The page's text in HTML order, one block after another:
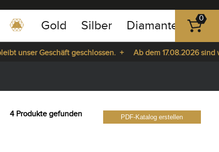
0351
-
43
Gold Silber Diamanten
0
unser Geschäft geschlossen. +
Ab dem 17.08.2026 sind
PDF-Katalog erstellen
4 Produkte gefunden